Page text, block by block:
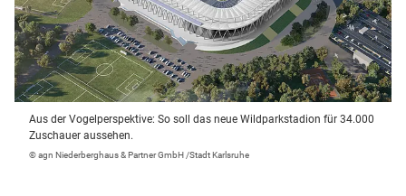
Aus der Vogelperspektive: So soll das neue Wildparkstadion für 34.000
Zuschauer aussehen.
© agn Niederberghaus & Partner GmbH /Stadt Karlsruhe